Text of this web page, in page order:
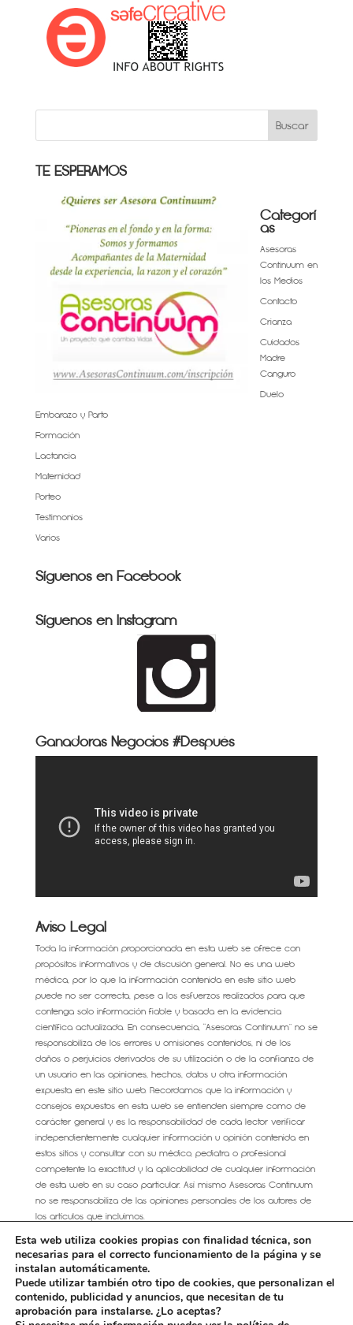
TE ESPERAMOS
Categorí
as
Asesoras
Continuum en
los Medios
Contacto
Crianza
Cuidados
Madre
Canguro
Duelo
Embarazo y Parto
Formación
Lactancia
Maternidad
Porteo
Testimonios
Varios
Síguenos en Facebook
Síguenos en Instagram
Ganadoras Negocios #Después
Aviso Legal
Toda la información proporcionada en esta web se ofrece con
propósitos informativos y de discusión general. No es una web
médica, por lo que la información contenida en este sitio web
puede no ser correcta, pese a los esfuerzos realizados para que
contenga solo información fiable y basada en la evidencia
científica actualizada. En consecuencia, “Asesoras Continuum” no se
responsabiliza de los errores u omisiones contenidos, ni de los
daños o perjuicios derivados de su utilización o de la confianza de
un usuario en las opiniones, hechos, datos u otra información
expuesta en este sitio web. Recordamos que la información y
consejos expuestos en esta web se entienden siempre como de
carácter general y es la responsabilidad de cada lector verificar
independientemente cualquier información u opinión contenida en
estos sitios y consultar con su médico, pediatra o profesional
competente la exactitud y la aplicabilidad de cualquier información
de esta web en su caso particular. Así mismo Asesoras Continuum
no se responsabiliza de las opiniones personales de los autores de
los artículos que incluimos.
AVISO LEGAL
CONDICIONES GENERALES DE VENTA
Política de cookies
Esta web utiliza cookies propias con finalidad técnica, son
necesarias para el correcto funcionamiento de la página y se
instalan automáticamente.
Puede utilizar también otro tipo de cookies, que personalizan el
contenido, publicidad y anuncios, que necesitan de tu
aprobación para instalarse. ¿Lo aceptas?